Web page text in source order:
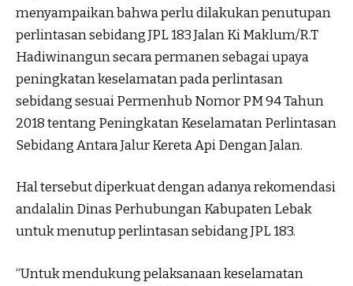
menyampaikan bahwa perlu dilakukan penutupan
perlintasan sebidang JPL 183 Jalan Ki Maklum/R.T
Hadiwinangun secara permanen sebagai upaya
peningkatan keselamatan pada perlintasan
sebidang sesuai Permenhub Nomor PM 94 Tahun
2018 tentang Peningkatan Keselamatan Perlintasan
Sebidang Antara Jalur Kereta Api Dengan Jalan.
Hal tersebut diperkuat dengan adanya rekomendasi
andalalin Dinas Perhubungan Kabupaten Lebak
untuk menutup perlintasan sebidang JPL 183.
“Untuk mendukung pelaksanaan keselamatan